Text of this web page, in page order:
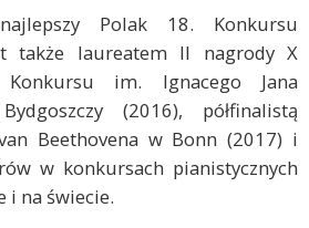
Polak 18. Konkursu
także laureatem II nagrody X
Konkursu im. Ignacego Jana
(2016), półfinalistą
Beethovena w Bonn (2017) i
w konkursach pianistycznych
i na świecie.